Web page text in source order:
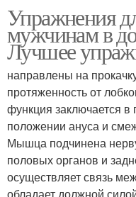
Упражнения
мужчинам в
Лучшее
направлены на
протяженность от
функция заключается
положении ануса и
Мышца подчинена
половых органов и
осуществляет связь